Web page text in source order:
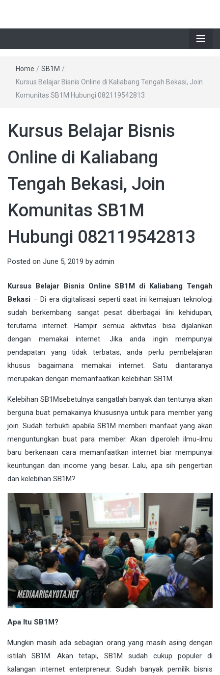
Home / SB1M /
Kursus Belajar Bisnis Online di Kaliabang Tengah Bekasi, Join
Komunitas SB1M Hubungi 082119542813
Kursus Belajar Bisnis
Online di Kaliabang
Tengah Bekasi, Join
Komunitas SB1M
Hubungi 082119542813
Posted on June 5, 2019 by admin
Kursus Belajar Bisnis Online SB1M di Kaliabang Tengah
Bekasi – Di eradigitalisasi seperti saat ini kemajuan teknologi
sudah berkembang sangat pesat diberbagai lini kehidupan,
terutama internet. Hampir semua aktivitas bisa dijalankan
dengan memakai internet. Jika anda ingin mempunyai
pendapatan yang tidak terbatas, anda perlu pembelajaran
khusus bagaimana memakai internet. Satu diantaranya
merupakan dengan memanfaatkan kelebihan SB1M
Kelebihan SB1Msebetulnya sangatlah banyak dan tentunya akan
berguna buat pemakainya khususnya untuk para member yang
join. Sudah terbukti apabila SB1M memberi manfaat yang akan
menguntungkan buat para member. Akan diperoleh ilmu-ilmu
baru berkenaan cara memanfaatkan internet biar mempunyai
keuntungan dan income yang besar. Lalu, apa sih pengertian
dan kelebihan SB1M?
Apa Itu SB1M?
Mungkin masih ada sebagian orang yang masih asing dengan
istilah SB1M. Akan tetapi, SB1M sudah cukup populer di
kalangan internet enterpreneur. Sudah banyak pemilik bisnis